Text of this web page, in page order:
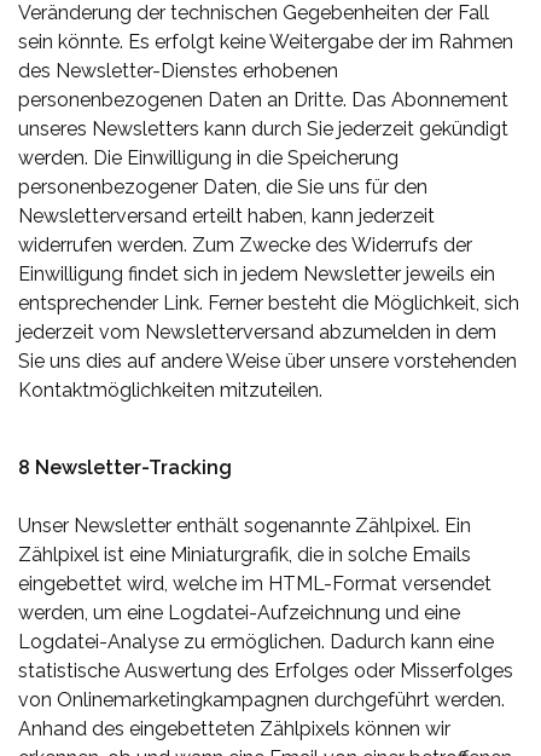
Veränderung der technischen Gegebenheiten der Fall
sein könnte. Es erfolgt keine Weitergabe der im Rahmen
des Newsletter-Dienstes erhobenen
personenbezogenen Daten an Dritte. Das Abonnement
unseres Newsletters kann durch Sie jederzeit gekündigt
werden. Die Einwilligung in die Speicherung
personenbezogener Daten, die Sie uns für den
Newsletterversand erteilt haben, kann jederzeit
widerrufen werden. Zum Zwecke des Widerrufs der
Einwilligung findet sich in jedem Newsletter jeweils ein
entsprechender Link. Ferner besteht die Möglichkeit, sich
jederzeit vom Newsletterversand abzumelden in dem
Sie uns dies auf andere Weise über unsere vorstehenden
Kontaktmöglichkeiten mitzuteilen.
8 Newsletter-Tracking
Unser Newsletter enthält sogenannte Zählpixel. Ein
Zählpixel ist eine Miniaturgrafik, die in solche Emails
eingebettet wird, welche im HTML-Format versendet
werden, um eine Logdatei-Aufzeichnung und eine
Logdatei-Analyse zu ermöglichen. Dadurch kann eine
statistische Auswertung des Erfolges oder Misserfolges
von Onlinemarketingkampagnen durchgeführt werden.
Anhand des eingebetteten Zählpixels können wir